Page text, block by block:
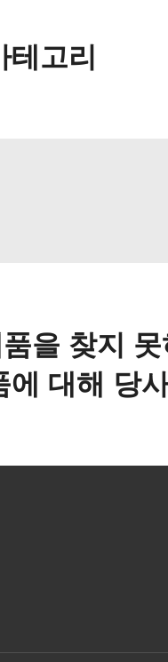
테고리
을 찾지
에 대해 당